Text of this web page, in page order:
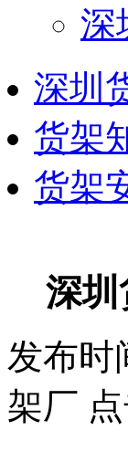
深
深圳
货架
货架
深圳
发布时
架厂